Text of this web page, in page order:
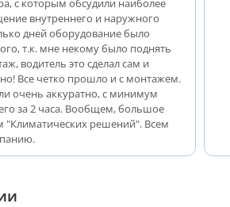
с которым обсудили наиболее
внутреннего и наружного
дней оборудование было
т.к. мне некому было поднять
водитель это сделал сам и
Все четко прошло и с монтажем.
очень аккуратно, с минимум
за 2 часа. Вообщем, большое
"Климатических решений". Всем